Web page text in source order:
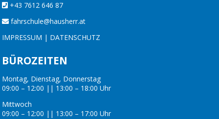
+43 7612 646 87
fahrschule@hausherr.at
IMPRESSUM | DATENSCHUTZ
BÜROZEITEN
Montag, Dienstag, Donnerstag
09:00 – 12:00 || 13:00 – 18:00 Uhr
Mittwoch
09:00 – 12:00 || 13:00 – 17:00 Uhr